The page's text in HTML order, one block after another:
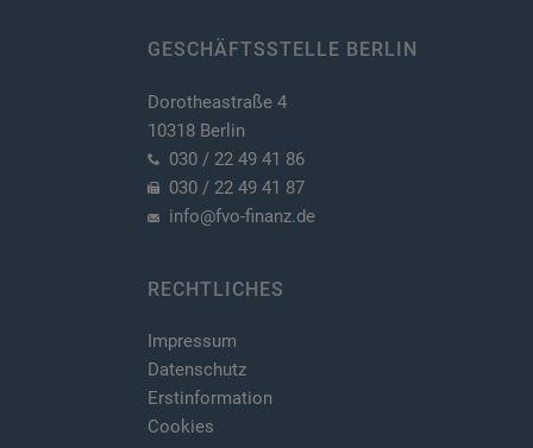
GESCHÄFTSSTELLE BERLIN
Dorotheastraße 4
10318 Berlin
030 / 22 49 41 86
030 / 22 49 41 87
info@fvo-finanz.de
RECHTLICHES
Impressum
Datenschutz
Erstinformation
Cookies